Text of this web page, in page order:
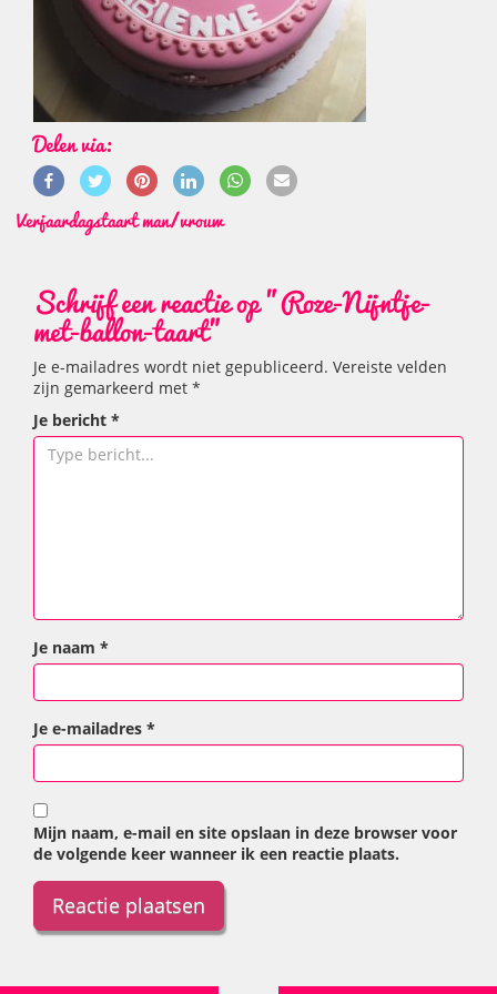
Delen via:
Verjaardagstaart man/vrouw
Schrijf een reactie op "Roze-Nijntje-
met-ballon-taart"
Je e-mailadres wordt niet gepubliceerd. Vereiste velden
zijn gemarkeerd met *
Je bericht *
Je naam *
Je e-mailadres *
Mijn naam, e-mail en site opslaan in deze browser voor
de volgende keer wanneer ik een reactie plaats.